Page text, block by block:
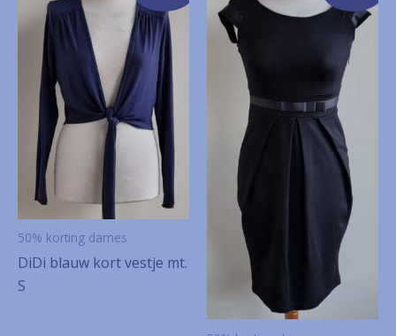
50% korting dames
DiDi blauw kort vestje mt.
S